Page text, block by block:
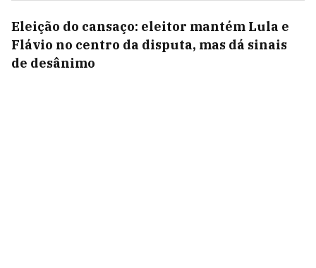
Eleição do cansaço: eleitor mantém Lula e
Flávio no centro da disputa, mas dá sinais
de desânimo